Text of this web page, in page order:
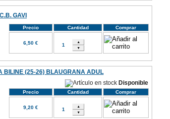
GAVI
Precio Cantidad Comprar
6,50 €
BILINE (25-26) BLAUGRANA ADUL
Disponible
Precio Cantidad Comprar
9,20 €